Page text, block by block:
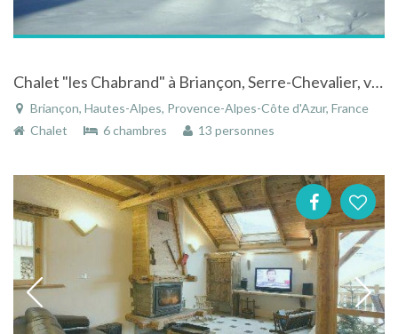
Chalet "les Chabrand" à Briançon, Serre-Chevalier, vue imprenable sur la station
Briançon, Hautes-Alpes, Provence-Alpes-Côte d'Azur, France
Chalet
6 chambres 13 personnes